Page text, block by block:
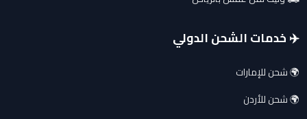
✈️ خدمات الشحن الدولي
🌍 شحن للإمارات
🌍 شحن للأردن